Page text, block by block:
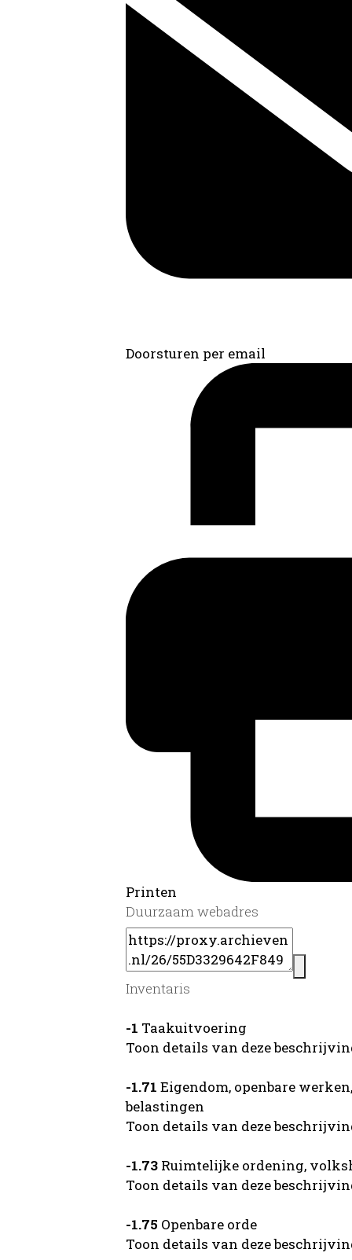
Doorsturen per email
Printen
Duurzaam webadres
Inventaris
-1 Taakuitvoering
Toon details van deze
-1.71 Eigendom, openbare
belastingen
Toon details van deze
-1.73 Ruimtelijke ordening,
Toon details van deze
-1.75 Openbare orde
Toon details van deze